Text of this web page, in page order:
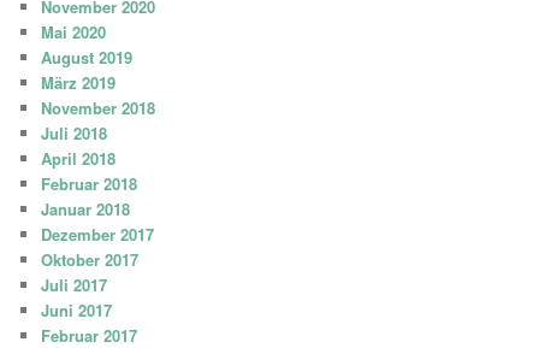
November 2020
Mai 2020
August 2019
März 2019
November 2018
Juli 2018
April 2018
Februar 2018
Januar 2018
Dezember 2017
Oktober 2017
Juli 2017
Juni 2017
Februar 2017